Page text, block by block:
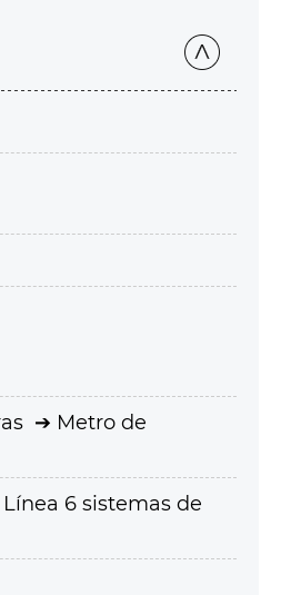
Metro de
6 sistemas de